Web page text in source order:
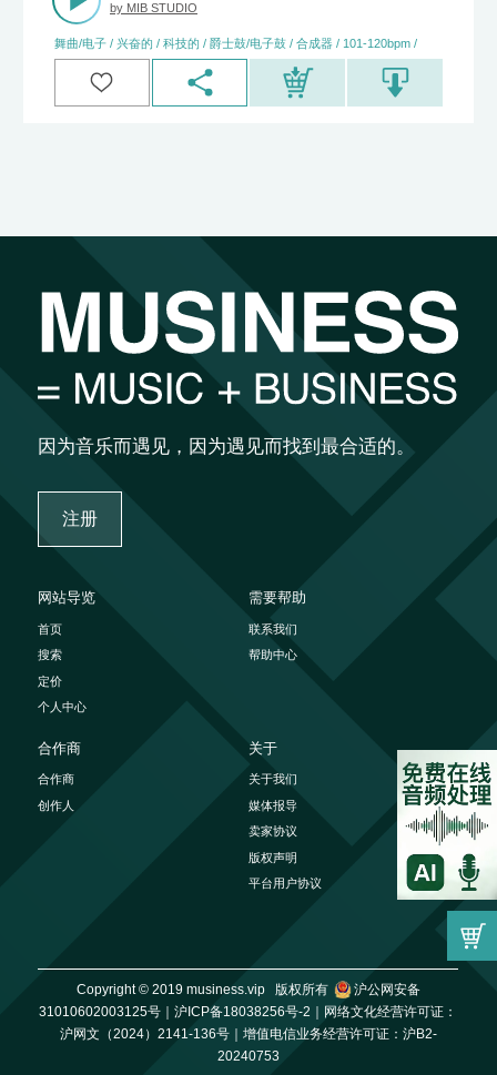
by MIB STUDIO
舞曲/电子 / 兴奋的 / 科技的 / 爵士鼓/电子鼓 / 合成器 / 101-120bpm /
因为音乐而遇见，因为遇见而找到最合适的。
注册
网站导览
首页
搜索
定价
个人中心
需要帮助
联系我们
帮助中心
合作商
合作商
创作人
关于
关于我们
媒体报导
卖家协议
版权声明
平台用户协议
Copyright © 2019 musiness.vip 版权所有
沪公网安备
31010602003125号｜ 沪ICP备18038256号-2｜
网络文化经营许可证：
沪网文（2024）2141-136号｜ 增值电信业务经营许可证：沪B2-
20240753